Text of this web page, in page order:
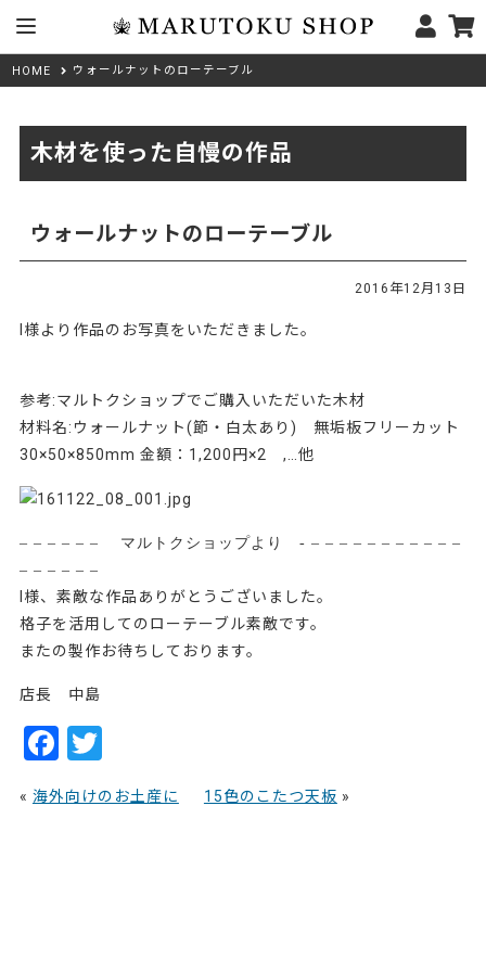
HOME ウォールナットのローテーブル
木材を使った自慢の作品
ウォールナットのローテーブル
2016年12月13日
I様より作品のお写真をいただきました。
参考:マルトクショップでご購入いただいた木材
材料名:ウォールナット(節・白太あり) 無垢板フリーカット
30×50×850mm 金額：1,200円×2 ,…他
– – – – – – マルトクショップより - – – – – – – – – – – –
– – – – – –
I様、素敵な作品ありがとうございました。
格子を活用してのローテーブル素敵です。
またの製作お待ちしております。
店長 中島
F
a
c
T
w
itt
« 海外向けのお土産に 15色のこたつ天板 »